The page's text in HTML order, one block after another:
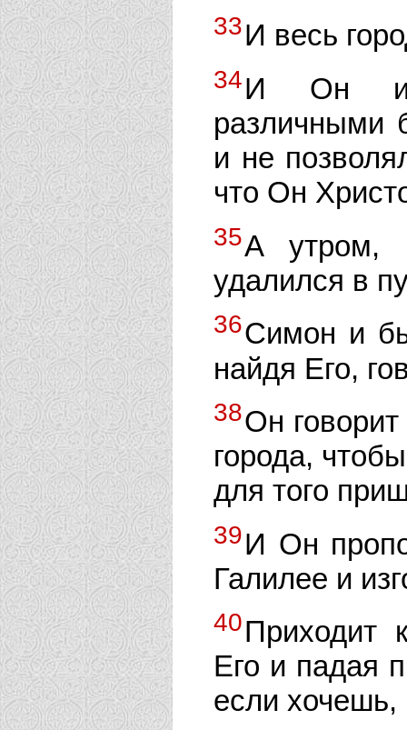
33И весь
34И Он
различными
и не
что Он
35А утром,
удалился в
36Симон и
найдя Его,
38Он
города,
для того
39И Он
Галилее и
40Приходит
Его и падая
если